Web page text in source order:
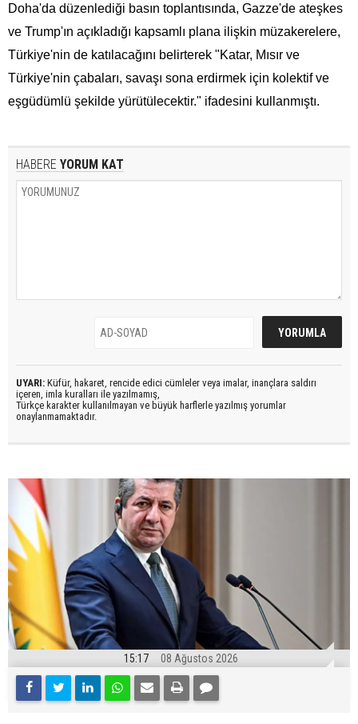
Doha'da düzenlediği basın toplantısında, Gazze'de ateşkes
ve Trump'ın açıkladığı kapsamlı plana ilişkin müzakerelere,
Türkiye'nin de katılacağını belirterek "Katar, Mısır ve
Türkiye'nin çabaları, savaşı sona erdirmek için kolektif ve
eşgüdümlü şekilde yürütülecektir." ifadesini kullanmıştı.
HABERE YORUM KAT
UYARI: Küfür, hakaret, rencide edici cümleler veya imalar, inançlara saldırı
içeren, imla kuralları ile yazılmamış,
Türkçe karakter kullanılmayan ve büyük harflerle yazılmış yorumlar
onaylanmamaktadır.
15:17 08 Ağustos 2026